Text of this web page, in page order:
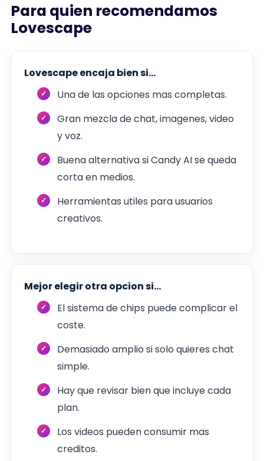
Para quien recomendamos
Lovescape
Lovescape encaja bien si...
Una de las opciones mas completas.
Gran mezcla de chat, imagenes, video
y voz.
Buena alternativa si Candy AI se queda
corta en medios.
Herramientas utiles para usuarios
creativos.
Mejor elegir otra opcion si...
El sistema de chips puede complicar el
coste.
Demasiado amplio si solo quieres chat
simple.
Hay que revisar bien que incluye cada
plan.
Los videos pueden consumir mas
creditos.